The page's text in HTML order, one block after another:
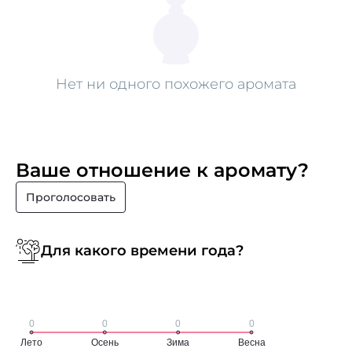
Нет ни одного похожего аромата
Ваше отношение к аромату?
Проголосовать
Для какого времени года?